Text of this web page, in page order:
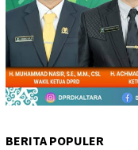
BERITA POPULER